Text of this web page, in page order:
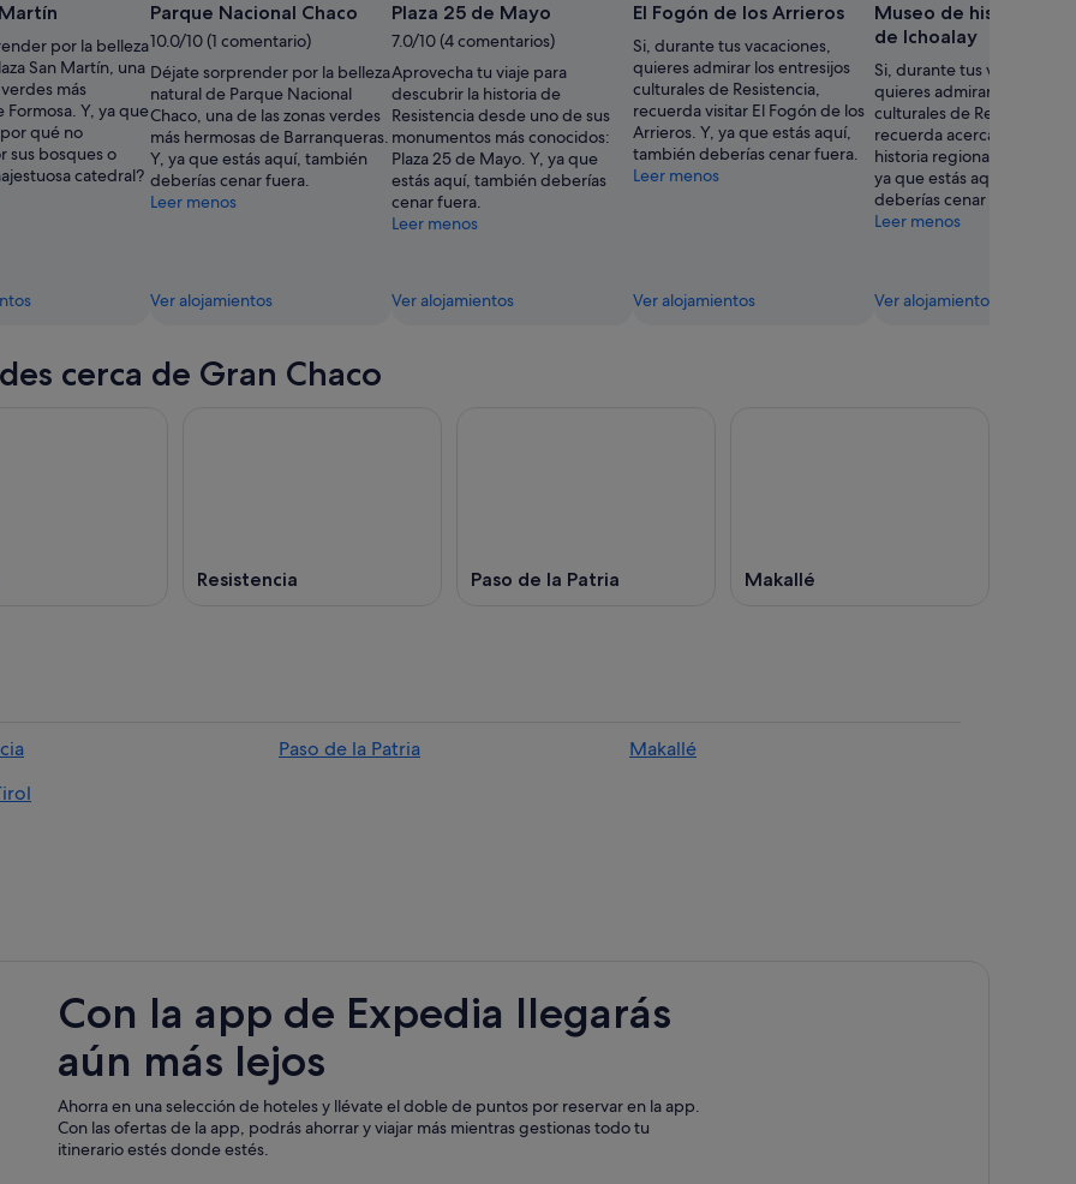
por la belleza
San Martín, una
más
Formosa. Y, ya que
qué no
sus bosques o
catedral?
Parque Nacional Chaco
10.0/10 (1 comentario)
Déjate sorprender por la belleza
natural de Parque Nacional
Chaco, una de las zonas verdes
más hermosas de Barranqueras.
Y, ya que estás aquí, también
deberías cenar fuera.
Leer menos
Ver alojamientos
Plaza 25 de Mayo
7.0/10 (4 comentarios)
Aprovecha tu viaje para
descubrir la historia de
Resistencia desde uno de sus
monumentos más conocidos:
Plaza 25 de Mayo. Y, ya que
estás aquí, también deberías
cenar fuera.
Leer menos
Ver alojamientos
El Fogón de los Arrieros
Si, durante tus vacaciones,
quieres admirar los entresijos
culturales de Resistencia,
recuerda visitar El Fogón de los
Arrieros. Y, ya que estás aquí,
también deberías cenar fuera.
Leer menos
Ver alojamientos
Museo de historia
de Ichoalay
Si, durante tus vacaciones,
quieres admirar los
culturales de Resistencia,
recuerda acercarte a
historia regional de
ya que estás aquí, también
deberías cenar fuera.
Leer menos
Ver alojamientos
cerca de Gran Chaco
Resistencia Paso de la Patria Makallé
Paso de la Patria
Makallé
Con la app de Expedia llegarás
aún más lejos
Ahorra en una selección de hoteles y llévate el doble de puntos por reservar en la app.
Con las ofertas de la app, podrás ahorrar y viajar más mientras gestionas todo tu
itinerario estés donde estés.